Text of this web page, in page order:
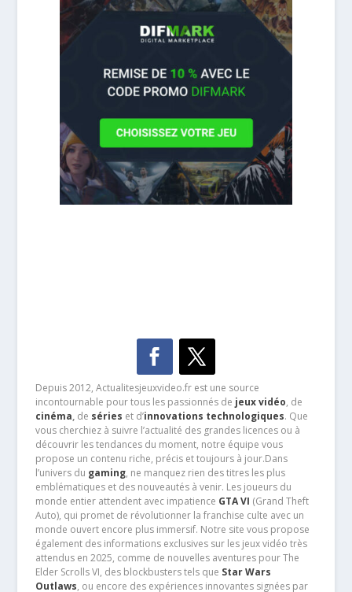
Depuis 2012, Actualitesjeuxvideo.fr est une source
incontournable pour tous les passionnés de jeux vidéo, de
cinéma,de séries et d’innovations technologiques. Que
vous cherchiez à suivre l’actualité des grandes licences ou à
découvrir les tendances du moment, notre équipe vous
propose un contenu riche, précis et toujours à jour.Dans
l’univers du gaming, ne manquez rien des titres les plus
emblématiques et des nouveautés à venir. Les joueurs du
monde entier attendent avec impatience GTA VI (Grand Theft
Auto), qui promet de révolutionner la franchise culte avec un
monde ouvert encore plus immersif. Notre site vous propose
également des informations exclusives sur les jeux vidéo très
attendus en 2025, comme de nouvelles aventures pour The
Elder Scrolls VI, des blockbusters tels que Star Wars
Outlaws, ou encore des expériences innovantes signées par